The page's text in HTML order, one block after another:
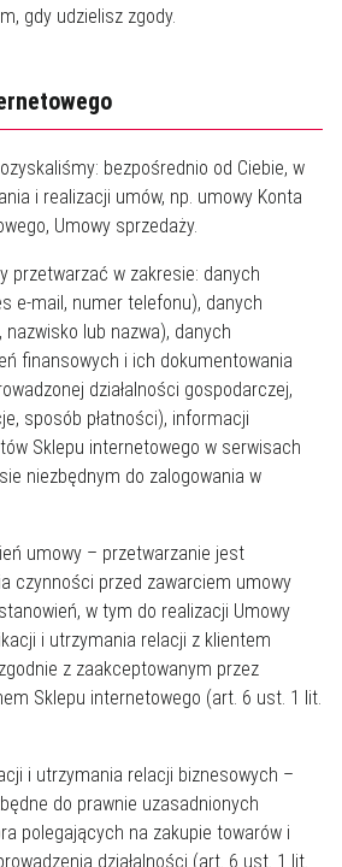
gdy udzielisz zgody.
bezpośrednio od Ciebie, w
i realizacji umów, np. umowy Konta
Umowy sprzedaży.
przetwarzać w zakresie: danych
e-mail, numer telefonu), danych
lub nazwa), danych
finansowych i ich dokumentowania
działalności gospodarczej,
sposób płatności), informacji
Sklepu internetowego w serwisach
niezbędnym do zalogowania w
umowy – przetwarzanie jest
czynności przed zawarciem umowy
w tym do realizacji Umowy
i utrzymania relacji z klientem
z zaakceptowanym przez
Sklepu internetowego (art. 6 ust. 1 lit.
i utrzymania relacji biznesowych –
do prawnie uzasadnionych
polegających na zakupie towarów i
działalności (art. 6 ust. 1 lit.